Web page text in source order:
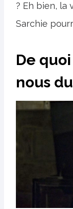
? Eh bien, la
Sarchie
De
nous